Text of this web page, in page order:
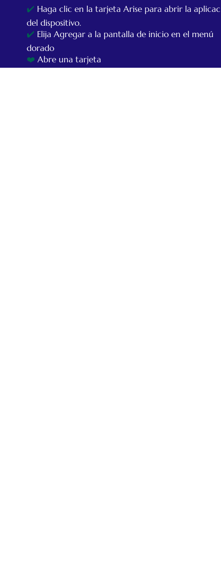
✔️ Haga clic en la tarjeta Arise para abrir la
del dispositivo.
✔️ Elija Agregar a la pantalla de inicio en el menú
dorado
❤️Abre una tarjeta